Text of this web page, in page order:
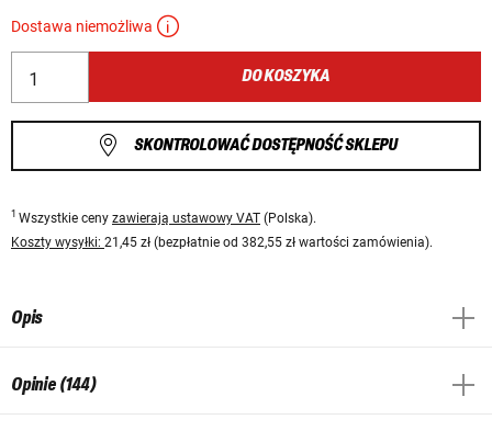
Dostawa niemożliwa
DO KOSZYKA
SKONTROLOWAĆ DOSTĘPNOŚĆ SKLEPU
1 Wszystkie ceny zawierają ustawowy VAT (Polska).
Koszty wysyłki: 21,45 zł (bezpłatnie od 382,55 zł wartości zamówienia).
Opis
Opinie (144)